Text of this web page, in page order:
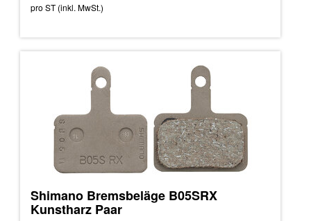
pro ST (inkl. MwSt.)
Shimano Bremsbeläge B05SRX
Kunstharz Paar